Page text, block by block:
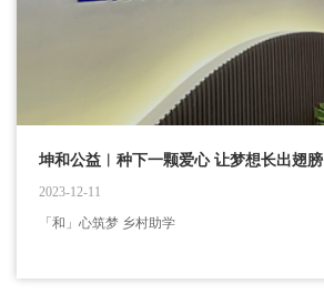
坤和公益︱种下一颗爱心 让梦想长出翅膀
2023-12-11
「和」心筑梦 乡村助学